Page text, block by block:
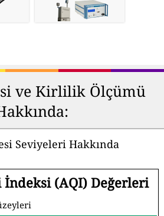
ve Kirlilik Ölçümü
Seviyeleri Hakkında
İndeksi (AQI) Değerleri